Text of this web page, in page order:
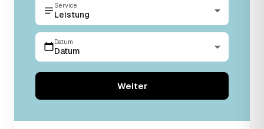
Service
Leistung
Datum
Datum
Weiter